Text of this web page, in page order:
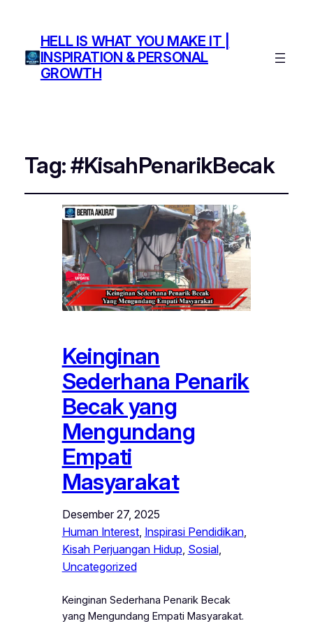
HELL IS WHAT YOU MAKE IT |
INSPIRATION & PERSONAL
GROWTH
Tag:#KisahPenarikBecak
Keinginan
Sederhana Penarik
Becak yang
Mengundang
Empati
Masyarakat
Desember 27, 2025
Human Interest, Inspirasi Pendidikan
Kisah Perjuangan Hidup, Sosial
Uncategorized
Keinginan Sederhana Penarik Becak
yang Mengundang Empati Masyarakat.